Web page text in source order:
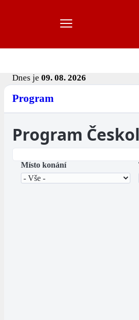
Dnes je 09. 08. 2026
Program
Program
Místo konání